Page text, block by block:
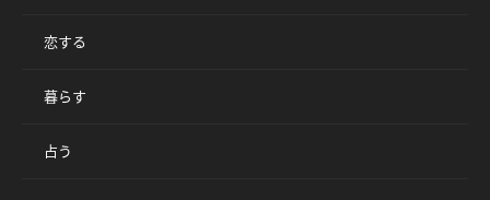
恋する
暮らす
占う